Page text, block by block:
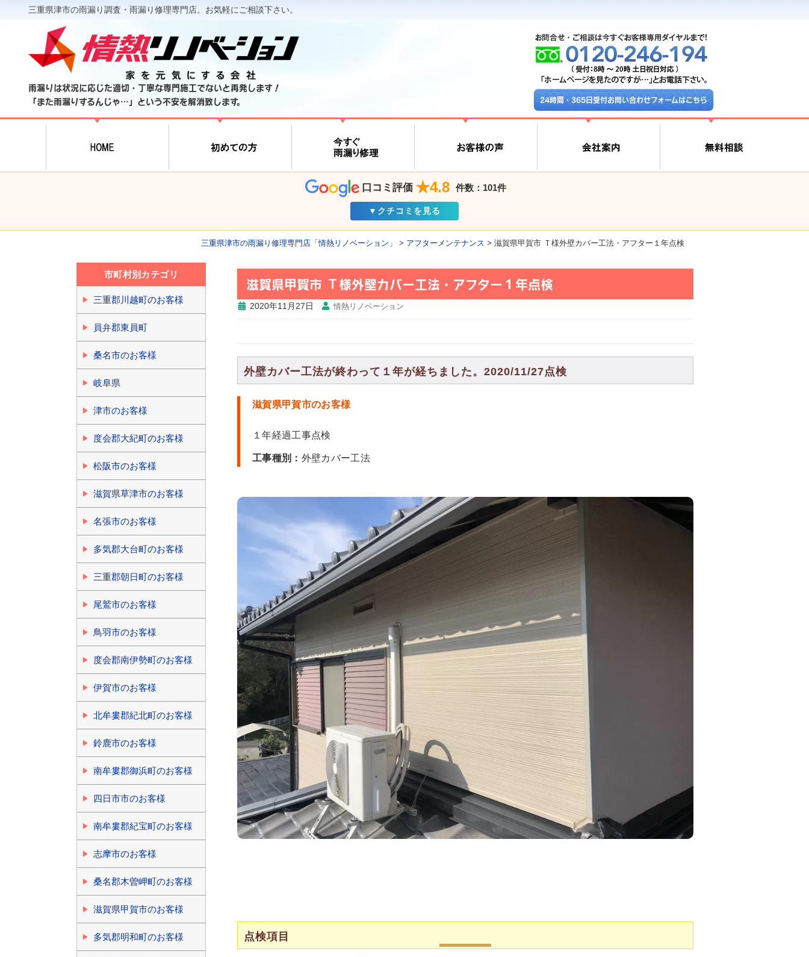
三重県津市の雨漏り調査・雨漏り修理専門店。お気軽にご相談下さい。
雨漏りは状況に応じた適切・丁寧な専門施工でないと再発します！
「また雨漏りするんじゃ…」という不安を解消致します。
24時間・365日受付お問い合わせフォームはこちら
口コミ評価 ★4.8 件数：101件
▼クチコミを見る
三重県津市の雨漏り修理専門店「情熱リノベーション」 > アフターメンテナンス > 滋賀県甲賀市 Ｔ様外壁カバー工法・アフター１年点検
滋賀県甲賀市 Ｔ様外壁カバー工法・アフター１年点検
2020年11月27日 情熱リノベーション
外壁カバー工法が終わって１年が経ちました。2020/11/27点検
滋賀県甲賀市のお客様
１年経過工事点検
工事種別： 外壁カバー工法
点検項目
市町村別カテゴリ
三重郡川越町のお客様
員弁郡東員町
桑名市のお客様
岐阜県
津市のお客様
度会郡大紀町のお客様
松阪市のお客様
滋賀県草津市のお客様
名張市のお客様
多気郡大台町のお客様
三重郡朝日町のお客様
尾鷲市のお客様
鳥羽市のお客様
度会郡南伊勢町のお客様
伊賀市のお客様
北牟婁郡紀北町のお客様
鈴鹿市のお客様
南牟婁郡御浜町のお客様
四日市市のお客様
南牟婁郡紀宝町のお客様
志摩市のお客様
桑名郡木曽岬町のお客様
滋賀県甲賀市のお客様
多気郡明和町のお客様